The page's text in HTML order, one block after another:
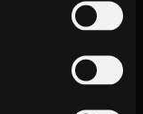
plus savoureuse